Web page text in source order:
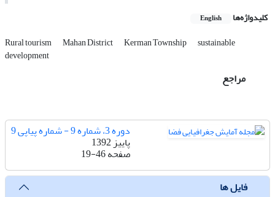
کلیدواژه‌ها English
Rural tourism Mahan District Kerman Township sustainable
development
مراجع
دوره 3، شماره 9 - شماره پیاپی 9
پاییز 1392
صفحه19-46
فایل ها